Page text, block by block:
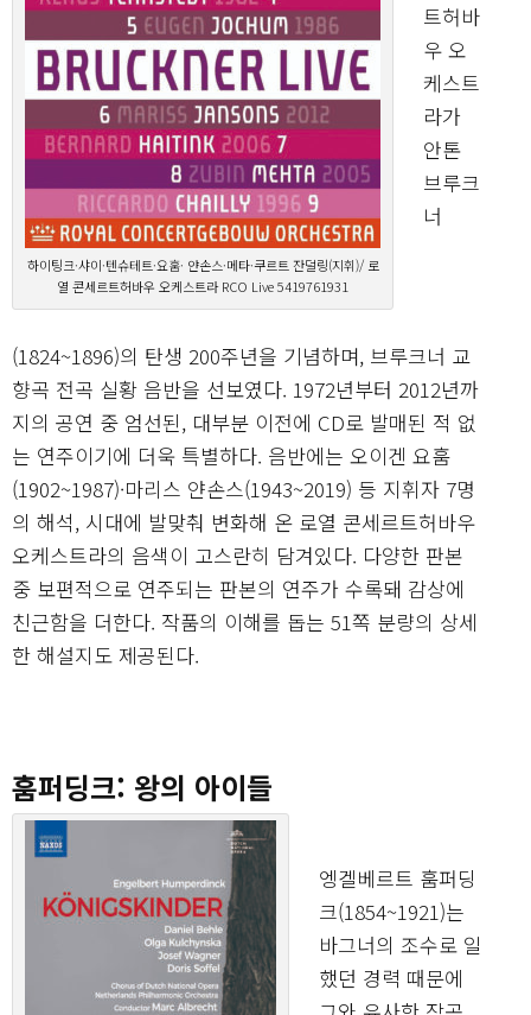
하이팅크·샤이·텐슈테트·요훔· 얀손스·메타·쿠르트 잔덜링(지휘)/ 로
열 콘세르트허바우 오케스트라 RCO Live 5419761931
트허바
우 오
케스트
라가
안톤
브루크
너
(1824~1896)의 탄생 200주년을 기념하며, 브루크너 교
향곡 전곡 실황 음반을 선보였다. 1972년부터 2012년까
지의 공연 중 엄선된, 대부분 이전에 CD로 발매된 적 없
는 연주이기에 더욱 특별하다. 음반에는 오이겐 요훔
(1902~1987)·마리스 얀손스(1943~2019) 등 지휘자 7명
의 해석, 시대에 발맞춰 변화해 온 로열 콘세르트허바우
오케스트라의 음색이 고스란히 담겨있다. 다양한 판본
중 보편적으로 연주되는 판본의 연주가 수록돼 감상에
친근함을 더한다. 작품의 이해를 돕는 51쪽 분량의 상세
한 해설지도 제공된다.
훔퍼딩크: 왕의 아이들
엥겔베르트 훔퍼딩
크(1854~1921)는
바그너의 조수로 일
했던 경력 때문에